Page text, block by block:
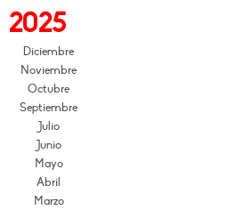
2025
Diciembre
Noviembre
Octubre
Septiembre
Julio
Junio
Mayo
Abril
Marzo